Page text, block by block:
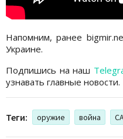
Напомним, ранее
Украине.
Подпишись на наш
узнавать главные новости.
Теги: оружие война